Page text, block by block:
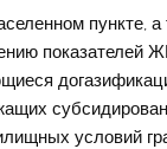
пункте,
показателей
условий